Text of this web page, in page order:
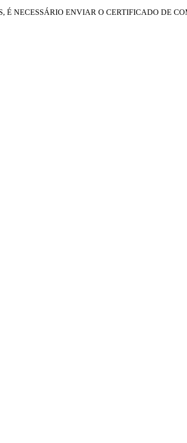
É NECESSÁRIO ENVIAR O CERTIFICADO DE